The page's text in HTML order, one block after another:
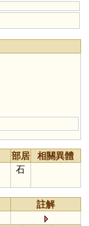
部居
相關異體
石
註解